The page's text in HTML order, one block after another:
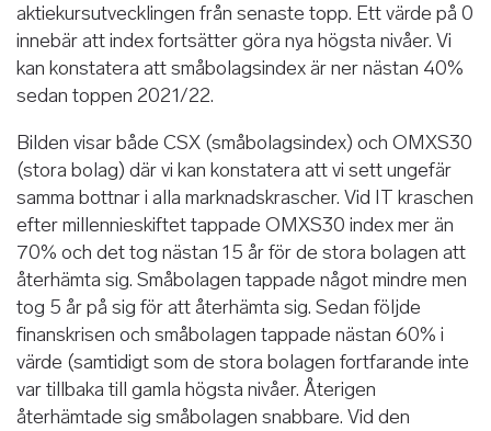
aktiekursutvecklingen från senaste topp. Ett värde på 0
innebär att index fortsätter göra nya högsta nivåer. Vi
kan konstatera att småbolagsindex är ner nästan 40%
sedan toppen 2021/22.
Bilden visar både CSX (småbolagsindex) och OMXS30
(stora bolag) där vi kan konstatera att vi sett ungefär
samma bottnar i alla marknadskrascher. Vid IT kraschen
efter millennieskiftet tappade OMXS30 index mer än
70% och det tog nästan 15 år för de stora bolagen att
återhämta sig. Småbolagen tappade något mindre men
tog 5 år på sig för att återhämta sig. Sedan följde
finanskrisen och småbolagen tappade nästan 60% i
värde (samtidigt som de stora bolagen fortfarande inte
var tillbaka till gamla högsta nivåer. Återigen
återhämtade sig småbolagen snabbare. Vid den